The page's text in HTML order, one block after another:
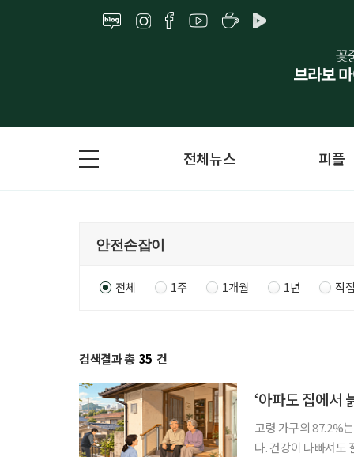
전체뉴스 피플
전체 1주 1개월 1년 직
검색결과 총 35 건
‘아파도 집에서
고령 가구의 87.2%
다. 건강이 나빠져도